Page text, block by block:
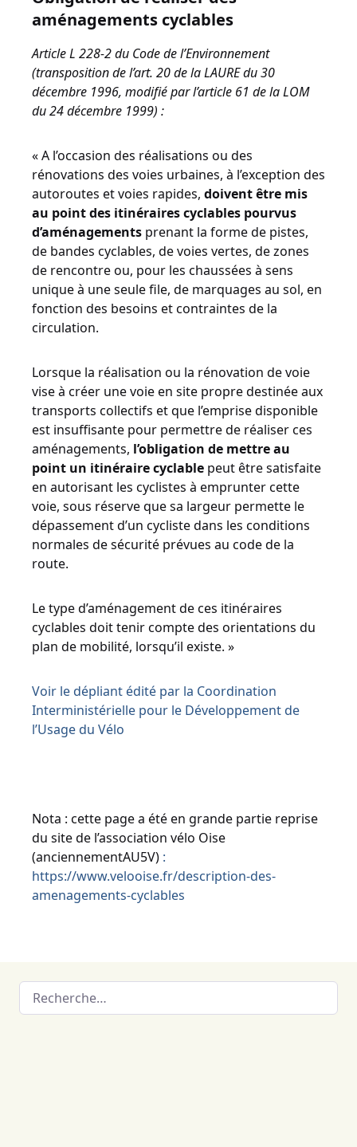
aménagements cyclables
Article L 228-2 du Code de l’Environnement
(transposition de l’art. 20 de la LAURE du 30
décembre 1996, modifié par l’article 61 de la LOM
du 24 décembre 1999) :
« A l’occasion des réalisations ou des
rénovations des voies urbaines, à l’exception des
autoroutes et voies rapides, doivent être mis
au point des itinéraires cyclables pourvus
d’aménagements prenant la forme de pistes,
de bandes cyclables, de voies vertes, de zones
de rencontre ou, pour les chaussées à sens
unique à une seule file, de marquages au sol, en
fonction des besoins et contraintes de la
circulation.
Lorsque la réalisation ou la rénovation de voie
vise à créer une voie en site propre destinée aux
transports collectifs et que l’emprise disponible
est insuffisante pour permettre de réaliser ces
aménagements, l’obligation de mettre au
point un itinéraire cyclable peut être satisfaite
en autorisant les cyclistes à emprunter cette
voie, sous réserve que sa largeur permette le
dépassement d’un cycliste dans les conditions
normales de sécurité prévues au code de la
route.
Le type d’aménagement de ces itinéraires
cyclables doit tenir compte des orientations du
plan de mobilité, lorsqu’il existe. »
Voir le dépliant édité par la Coordination
Interministérielle pour le Développement de
l’Usage du Vélo
Nota : cette page a été en grande partie reprise
du site de l’association vélo Oise
(anciennementAU5V) :
https://www.velooise.fr/description-des-
amenagements-cyclables